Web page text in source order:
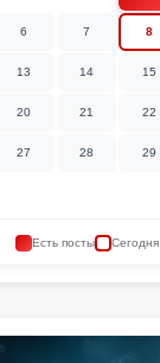
6 7 8
13 14 15
20 21 22
27 28 29
Есть посты Сегодня